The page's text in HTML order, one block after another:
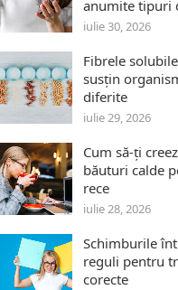
anumite tipuri
iulie 30, 2026
Fibrele
susțin
diferite
iulie 29, 2026
Cum să-ți
băuturi calde
rece
iulie 28, 2026
Schimburile
reguli pentru
corecte